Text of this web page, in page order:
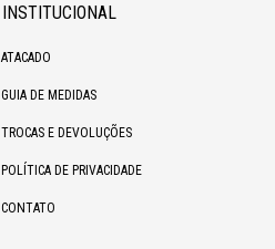
INSTITUCIONAL
ATACADO
GUIA DE MEDIDAS
TROCAS E DEVOLUÇÕES
POLÍTICA DE PRIVACIDADE
CONTATO